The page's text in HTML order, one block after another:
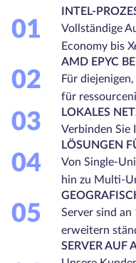
01
INTEL-
Vollständige
Economy bis
02
AMD EPYC
Für
für
03
LOKALES
Verbinden Sie
04
LÖSUNGEN
Von Single-
hin zu Multi-
05
Server sind
erweitern
SERVER AUF